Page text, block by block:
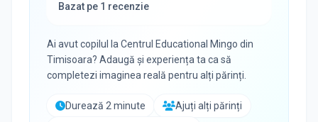
Bazat pe 1 recenzie
Ai avut copilul laCentrul Educational Mingo din
Timisoara? Adaugă și experiența ta ca să
completezi imaginea reală pentru alți părinți.
Durează 2 minute
Ajuți alți părinți